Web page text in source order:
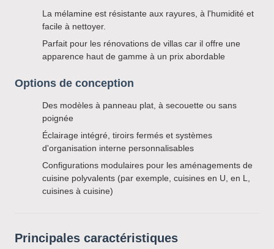
La mélamine est résistante aux rayures, à l'humidité et
facile à nettoyer.
Parfait pour les rénovations de villas car il offre une
apparence haut de gamme à un prix abordable
Options de conception
Des modèles à panneau plat, à secouette ou sans
poignée
Éclairage intégré, tiroirs fermés et systèmes
d'organisation interne personnalisables
Configurations modulaires pour les aménagements de
cuisine polyvalents (par exemple, cuisines en U, en L,
cuisines à cuisine)
Principales caractéristiques